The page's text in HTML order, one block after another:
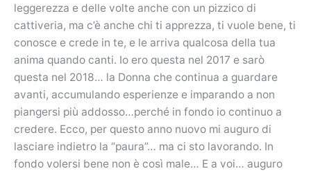
leggerezza e delle volte anche con un pizzico di
cattiveria, ma c’è anche chi ti apprezza, ti vuole bene, ti
conosce e crede in te, e le arriva qualcosa della tua
anima quando canti. Io ero questa nel 2017 e sarò
questa nel 2018… la Donna che continua a guardare
avanti, accumulando esperienze e imparando a non
piangersi più addosso…perché in fondo io continuo a
credere. Ecco, per questo anno nuovo mi auguro di
lasciare indietro la “paura”… ma ci sto lavorando. In
fondo volersi bene non è così male… E a voi… auguro